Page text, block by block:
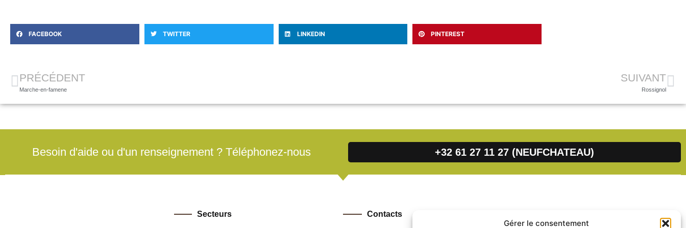
Gérer le consentement
FACEBOOK TWITTER LINKEDIN PINTEREST
PRÉCÉDENT
Marche-en-famene
SUIVANT
Rossignol
Besoin d'aide ou d'un renseignement ? Téléphonez-nous +32 61 27 11 27 (NEUFCHATEAU)
Secteurs Contacts